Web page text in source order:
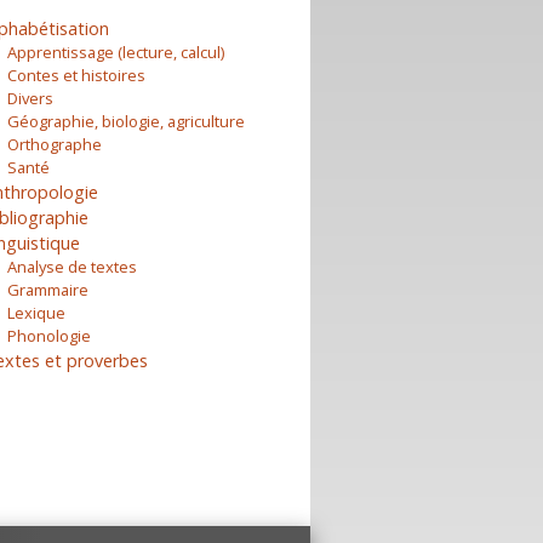
Apprentissage (lecture, calcul)
Contes et histoires
Divers
Géographie, biologie, agriculture
Orthographe
Santé
Analyse de textes
Grammaire
Lexique
Phonologie
et proverbes